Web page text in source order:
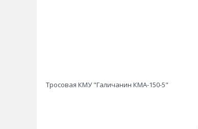
Тросовая КМУ "Галичанин КМА-150-5"